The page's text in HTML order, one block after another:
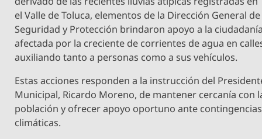
el Valle de Toluca, elementos de la Dirección General de
Seguridad y Protección brindaron apoyo a la
afectada por la creciente de corrientes de agua en
auxiliando tanto a personas como a sus vehículos.
Estas acciones responden a la instrucción del
Municipal, Ricardo Moreno, de mantener cercanía con
población y ofrecer apoyo oportuno ante contingencias
climáticas.